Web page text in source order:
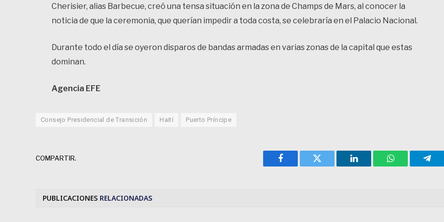
Cherisier, alias Barbecue, creó una tensa situación en la zona de Champs de Mars, al conocer la
noticia de que la ceremonia, que querían impedir a toda costa, se celebraría en el Palacio Nacional.
Durante todo el día se oyeron disparos de bandas armadas en varias zonas de la capital que estas
dominan.
Agencia EFE
Consejo Presidencial de Transición Haití Puerto Príncipe
COMPARTIR.
Facebook Twitter LinkedIn WhatsApp
PUBLICACIONES RELACIONADAS